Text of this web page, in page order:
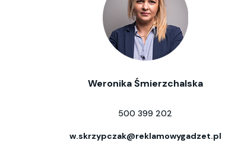
Weronika Śmierzchalska
500 399 202
w.skrzypczak@reklamowygadzet.pl